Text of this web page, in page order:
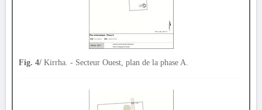
Fig. 4/ Kirrha. - Secteur Ouest, plan de la phase A.